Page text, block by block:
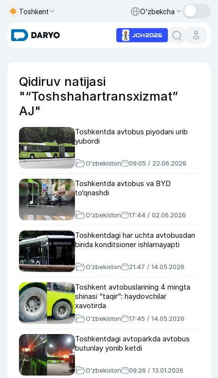
Toshkent O‘zbekcha
Qidiruv natijasi
"“Toshshahartransxizmat”
AJ"
Toshkentda avtobus piyodani urib
yubordi
O‘zbekiston 09:05 / 22.06.2026
Toshkentda avtobus va BYD
to‘qnashdi
O‘zbekiston 17:44 / 02.06.2026
Toshkentdagi har uchta avtobusdan
birida konditsioner ishlamayapti
O‘zbekiston 21:47 / 14.05.2026
Toshkent avtobuslarining 4 mingta
shinasi “taqir”: haydovchilar
xavotirda
O‘zbekiston 17:45 / 14.05.2026
Toshkentdagi avtoparkda avtobus
butunlay yonib ketdi
O‘zbekiston 09:26 / 13.01.2026